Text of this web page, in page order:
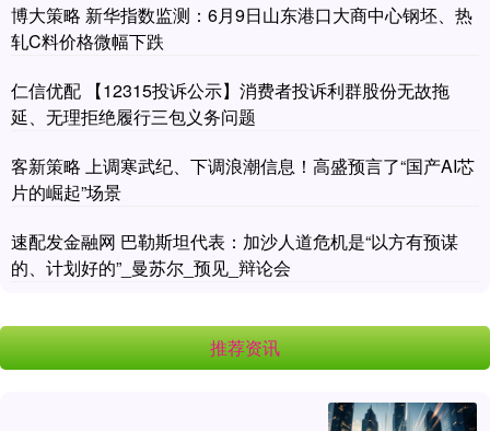
博大策略 新华指数监测：6月9日山东港口大商中心钢坯、热
轧C料价格微幅下跌
仁信优配 【12315投诉公示】消费者投诉利群股份无故拖
延、无理拒绝履行三包义务问题
客新策略 上调寒武纪、下调浪潮信息！高盛预言了“国产AI芯
片的崛起”场景
速配发金融网 巴勒斯坦代表：加沙人道危机是“以方有预谋
的、计划好的”_曼苏尔_预见_辩论会
推荐资讯